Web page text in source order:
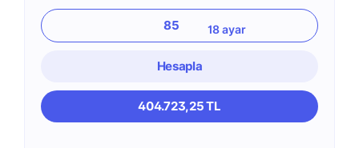
Hesapla
404.723,25 TL